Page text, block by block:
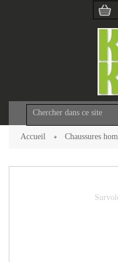
Accueil Chaussures